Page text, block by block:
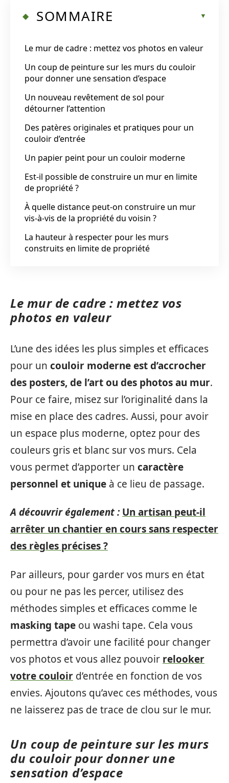
SOMMAIRE
Le mur de cadre : mettez vos photos en valeur
Un coup de peinture sur les murs du couloir
pour donner une sensation d’espace
Un nouveau revêtement de sol pour
détourner l’attention
Des patères originales et pratiques pour un
couloir d’entrée
Un papier peint pour un couloir moderne
Est-il possible de construire un mur en limite
de propriété ?
À quelle distance peut-on construire un mur
vis-à-vis de la propriété du voisin ?
La hauteur à respecter pour les murs
construits en limite de propriété
Le mur de cadre : mettez vos
photos en valeur
L’une des idées les plus simples et efficaces
pour un couloir moderne est d’accrocher
des posters, de l’art ou des photos au mur.
Pour ce faire, misez sur l’originalité dans la
mise en place des cadres. Aussi, pour avoir
un espace plus moderne, optez pour des
couleurs gris et blanc sur vos murs. Cela
vous permet d’apporter un caractère
personnel et unique à ce lieu de passage.
A découvrir également : Un artisan peut-il
arrêter un chantier en cours sans respecter
des règles précises ?
Par ailleurs, pour garder vos murs en état
ou pour ne pas les percer, utilisez des
méthodes simples et efficaces comme le
masking tape ou washi tape. Cela vous
permettra d’avoir une facilité pour changer
vos photos et vous allez pouvoir relooker
votre couloir d’entrée en fonction de vos
envies. Ajoutons qu’avec ces méthodes, vous
ne laisserez pas de trace de clou sur le mur.
Un coup de peinture sur les murs
du couloir pour donner une
sensation d’espace